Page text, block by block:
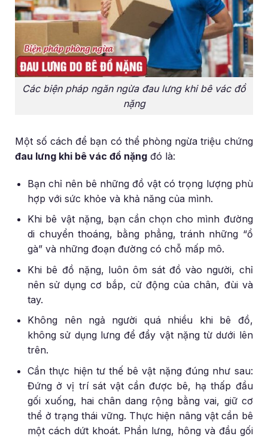
Các biện pháp ngăn ngừa đau lưng khi bê vác đồ
nặng
Một số cách để bạn có thể phòng ngừa triệu chứng
đau lưng khi bê vác đồ nặng đó là:
Bạn chỉ nên bê những đồ vật có trọng lượng phù
hợp với sức khỏe và khả năng của mình.
Khi bê vật nặng, bạn cần chọn cho mình đường
di chuyển thoáng, bằng phẳng, tránh những “ổ
gà” và những đoạn đường có chỗ mấp mô.
Khi bê đồ nặng, luôn ôm sát đồ vào người, chỉ
nên sử dụng cơ bắp, cử động của chân, đùi và
tay.
Không nên ngả người quá nhiều khi bê đồ,
không sử dụng lưng để đẩy vật nặng từ dưới lên
trên.
Cần thực hiện tư thế bê vật nặng đúng như sau:
Đứng ở vị trí sát vật cần được bê, hạ thấp đầu
gối xuống, hai chân dang rộng bằng vai, giữ cơ
thể ở trạng thái vững. Thực hiện nâng vật cần bê
một cách dứt khoát. Phần lưng, hông và đầu gối